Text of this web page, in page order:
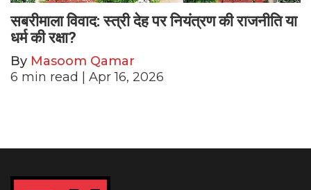
सबरीमाला विवाद: स्त्री देह पर नियंत्रण की राजनीति या
धर्म की रक्षा?
By Masoom Qamar
6 min read | Apr 16, 2026